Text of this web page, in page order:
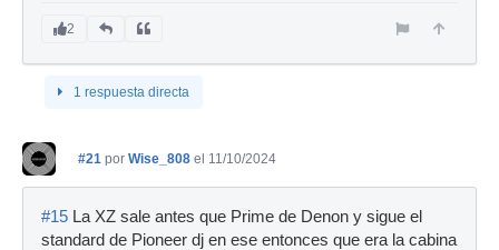
2
1 respuesta directa
#21 por Wise_808 el 11/10/2024
#15 La XZ sale antes que Prime de Denon y sigue el
standard de Pioneer dj en ese entonces que era la cabina